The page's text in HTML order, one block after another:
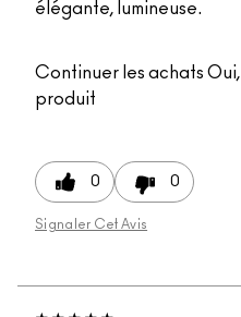
élégante, lumineuse.
Continuer les achats
produit
0 0
Signaler Cet Avis